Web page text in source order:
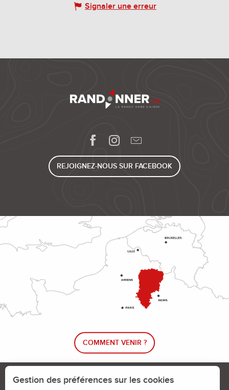
Signaler une erreur
REJOIGNEZ-NOUS SUR FACEBOOK
COMMENT VENIR ?
Le blog rando !
Gestion des préférences sur les cookies